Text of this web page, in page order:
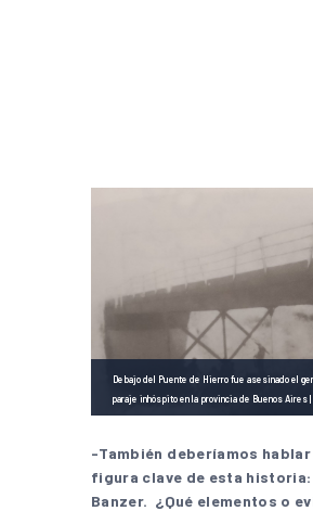
Debajo del Puente de Hierro fue asesinado el
paraje inhóspito en la provincia de Buenos Aires
-También deberíamos
figura clave de esta historia:
Banzer. ¿Qué elementos o